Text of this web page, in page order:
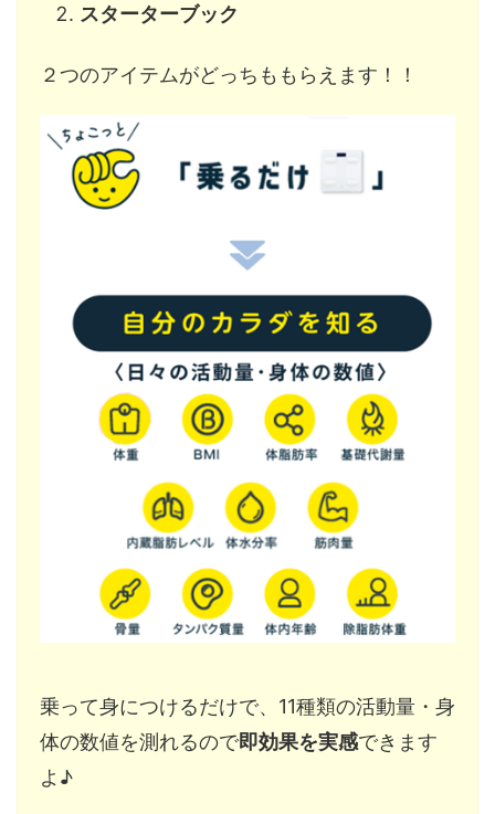
スターターブック
２つのアイテムがどっちももらえます！！
乗って身につけるだけで、11種類の活動量・身
体の数値を測れるので即効果を実感できます
よ♪